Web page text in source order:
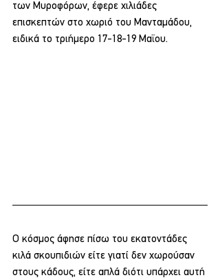
των Μυροφόρων, έφερε χιλιάδες
επισκεπτών στο χωριό του Μανταμάδου,
ειδικά το τριήμερο 17-18-19 Μαϊου.
Ο κόσμος άφησε πίσω του εκατοντάδες
κιλά σκουπιδιών είτε γιατί δεν χωρούσαν
στους κάδους, είτε απλά διότι υπάρχει αυτή